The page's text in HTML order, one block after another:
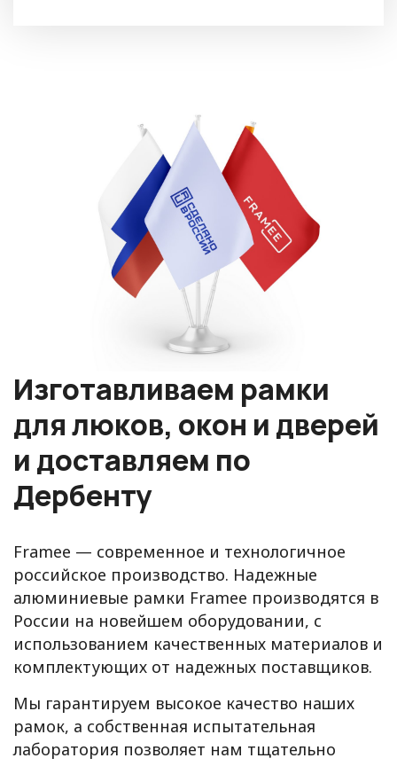
Изготавливаем рамки
для люков, окон и дверей
и доставляем по
Дербенту
Framee — современное и технологичное
российское производство. Надежные
алюминиевые рамки Framee производятся в
России на новейшем оборудовании, с
использованием качественных материалов и
комплектующих от надежных поставщиков.
Мы гарантируем высокое качество наших
рамок, а собственная испытательная
лаборатория позволяет нам тщательно